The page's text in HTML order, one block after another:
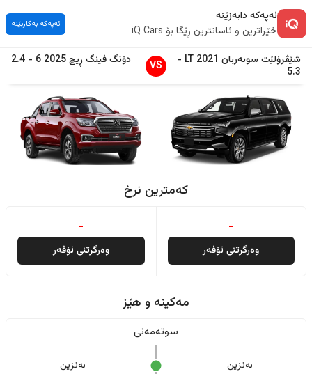
ئەپەکە دابەزێنە
خێراترین و ئاسانترین ڕێگا بۆ iQ Cars
ئەپەکە بەکاربێنە
شێڤرۆلێت سوبەربان 2021
LT
-
5.3
VS دۆنگ فینگ ڕیچ2025
6
-
2.4
کەمترین نرخ
-
وەرگرتنی ئۆفەر
-
وەرگرتنی ئۆفەر
مەکینە و هێز
سوتەمەنی
بەنزین بەنزین